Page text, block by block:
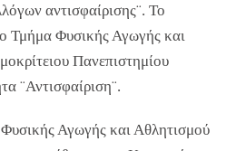
αντισφαίρισης¨. Το
Τμήμα Φυσικής Αγωγής και
Πανεπιστημίου
¨Αντισφαίριση¨.
Αγωγής και Αθλητισμού